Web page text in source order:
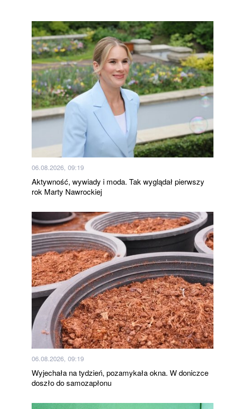
06.08.2026, 09:19
Aktywność, wywiady i moda. Tak wyglądał pierwszy
rok Marty Nawrockiej
06.08.2026, 09:19
Wyjechała na tydzień, pozamykała okna. W doniczce
doszło do samozapłonu